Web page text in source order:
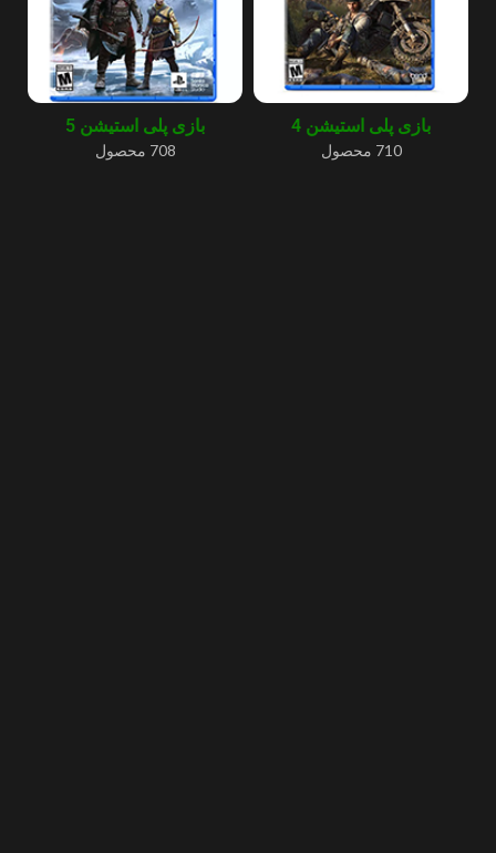
بازی پلی استیشن 4
710 محصول
بازی پلی استیشن 5
708 محصول